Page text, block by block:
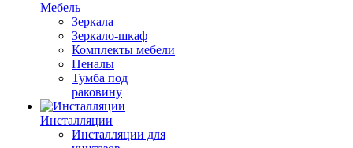
Мебель
Зеркала
Зеркало-шкаф
Комплекты мебели
Пеналы
Тумба под
раковину
Инсталляции
Инсталляции для